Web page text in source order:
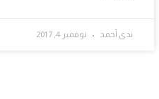
ندى أحمد نوفمبر 4, 2017